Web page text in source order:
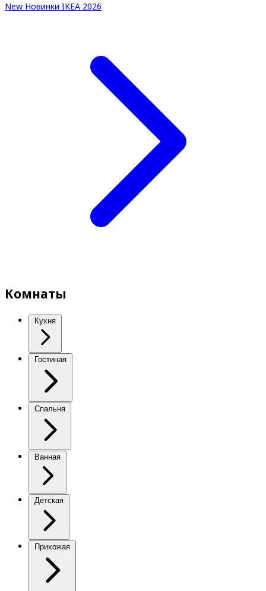
New Новинки IKEA 2026
Комнаты
Кухня
Гостиная
Спальня
Ванная
Детская
Прихожая